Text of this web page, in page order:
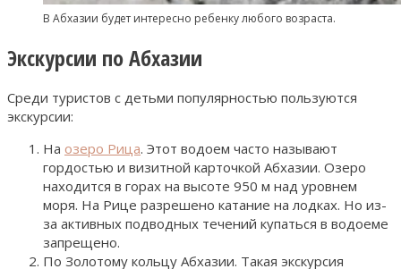
В Абхазии будет интересно ребенку любого возраста.
Экскурсии по Абхазии
Среди туристов с детьми популярностью пользуются
экскурсии:
На озеро Рица. Этот водоем часто называют
гордостью и визитной карточкой Абхазии. Озеро
находится в горах на высоте 950 м над уровнем
моря. На Рице разрешено катание на лодках. Но из-
за активных подводных течений купаться в водоеме
запрещено.
По Золотому кольцу Абхазии. Такая экскурсия